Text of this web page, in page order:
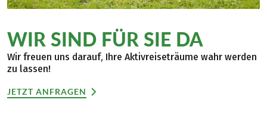
WIR SIND FÜR SIE DA
Wir freuen uns darauf, Ihre Aktivreiseträume wahr werden
zu lassen!
JETZT ANFRAGEN